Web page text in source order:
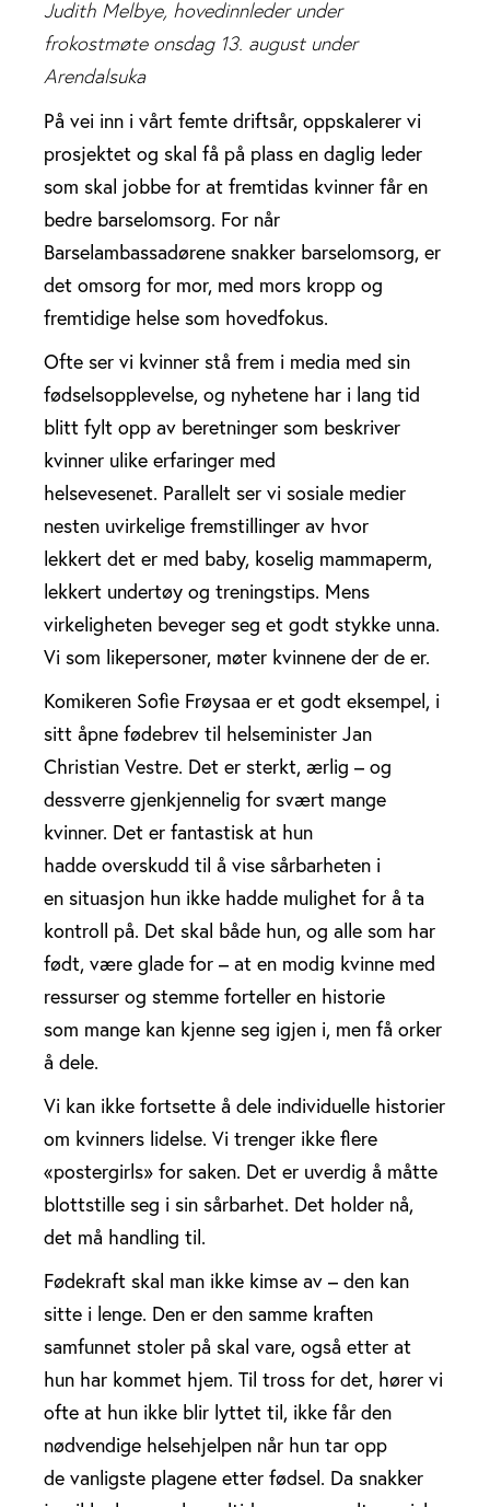
Judith Melbye, hovedinnleder under
frokostmøte onsdag 13. august under
Arendalsuka
På vei inn i vårt femte driftsår, oppskalerer vi
prosjektet og skal få på plass en daglig leder
som skal jobbe for at fremtidas kvinner får en
bedre barselomsorg. For når
Barselambassadørene snakker barselomsorg, er
det omsorg for mor, med mors kropp og
fremtidige helse som hovedfokus.
Ofte ser vi kvinner stå frem i media med sin
fødselsopplevelse, og nyhetene har i lang tid
blitt fylt opp av beretninger som beskriver
kvinner ulike erfaringer med
helsevesenet. Parallelt ser vi sosiale medier
nesten uvirkelige fremstillinger av hvor
lekkert det er med baby, koselig mammaperm,
lekkert undertøy og treningstips. Mens
virkeligheten beveger seg et godt stykke unna.
Vi som likepersoner, møter kvinnene der de er.
Komikeren Sofie Frøysaa er et godt eksempel, i
sitt åpne fødebrev til helseminister Jan
Christian Vestre. Det er sterkt, ærlig – og
dessverre gjenkjennelig for svært mange
kvinner. Det er fantastisk at hun
hadde overskudd til å vise sårbarheten i
en situasjon hun ikke hadde mulighet for å ta
kontroll på. Det skal både hun, og alle som har
født, være glade for – at en modig kvinne med
ressurser og stemme forteller en historie
som mange kan kjenne seg igjen i, men få orker
å dele.
Vi kan ikke fortsette å dele individuelle historier
om kvinners lidelse. Vi trenger ikke flere
«postergirls» for saken. Det er uverdig å måtte
blottstille seg i sin sårbarhet. Det holder nå,
det må handling til.
Fødekraft skal man ikke kimse av – den kan
sitte i lenge. Den er den samme kraften
samfunnet stoler på skal vare, også etter at
hun har kommet hjem. Til tross for det, hører vi
ofte at hun ikke blir lyttet til, ikke får den
nødvendige helsehjelpen når hun tar opp
de vanligste plagene etter fødsel. Da snakker